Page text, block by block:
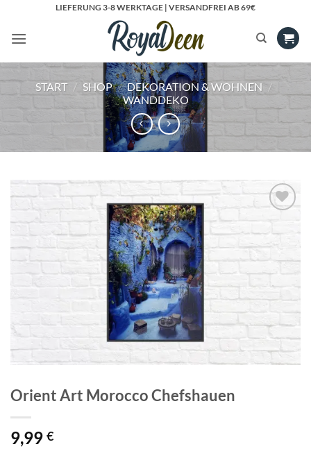
springen
LIEFERUNG 3-8 WERKTAGE | VERSANDFREI AB 69€
START / SHOP / DEKORATION & WOHNEN /
WANDDEKO
Add to
Wishlist
Orient Art Morocco Chefshauen
9,99 €